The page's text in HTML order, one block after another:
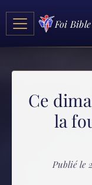
Foi
Ce
la
Publié le